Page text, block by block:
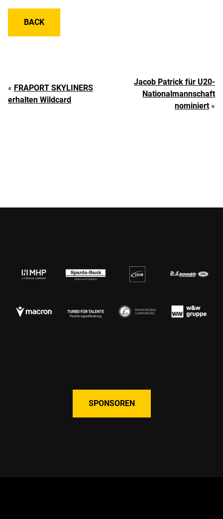
BACK
« FRAPORT SKYLINERS
erhalten Wildcard
Jacob Patrick für U20-
Nationalmannschaft
nominiert»
SPONSOREN